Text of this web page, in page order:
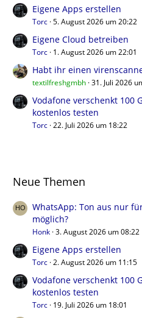
Eigene Apps erstellen
Torc 5. August 2026 um 20:22
Eigene Cloud betreiben
Torc 1. August 2026 um 22:01
Habt ihr einen
textilfreshgmbh 31. Juli 2026
Vodafone verschenkt 100
kostenlos testen
Torc 22. Juli 2026 um 18:22
Neue Themen
WhatsApp: Ton aus nur
möglich?
Honk 3. August 2026 um 08:22
Eigene Apps erstellen
Torc 2. August 2026 um 11:15
Vodafone verschenkt 100
kostenlos testen
Torc 19. Juli 2026 um 18:01